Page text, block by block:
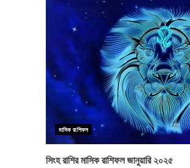
মাসিক রাশিফল
সিংহ রাশির মাসিক রাশিফল জানুয়ারি ২০২৫